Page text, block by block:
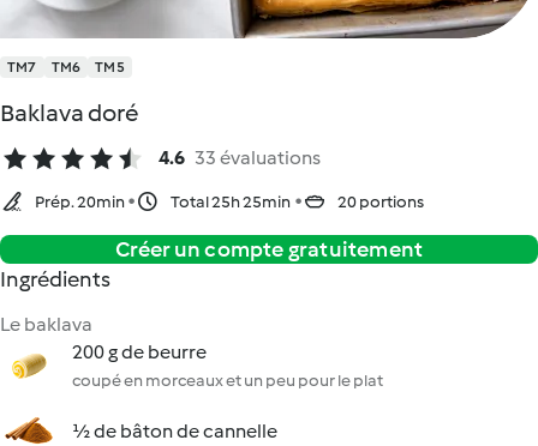
TM7 TM6 TM5
Baklava doré
4.6 33 évaluations
Prép. 20min Total 25h 25min 20 portions
Créer un compte gratuitement
Ingrédients
Le baklava
200 g de beurre
coupé en morceaux et un peu pour le plat
½ de bâton de cannelle